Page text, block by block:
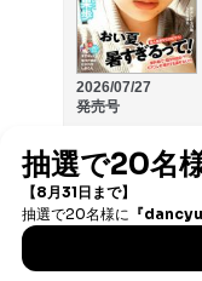
2026/07/27
発売号
2 ジャズ批評